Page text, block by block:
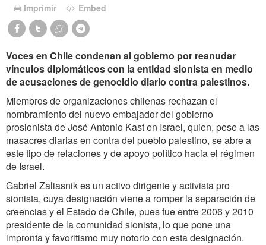
Imprimir Embed
Voces en Chile condenan al gobierno por reanudar
vínculos diplomáticos con la entidad sionista en medio
de acusaciones de genocidio diario contra palestinos.
Miembros de organizaciones chilenas rechazan el
nombramiento del nuevo embajador del gobierno
prosionista de José Antonio Kast en Israel, quien, pese a las
masacres diarias en contra del pueblo palestino, se abre a
este tipo de relaciones y de apoyo político hacia el régimen
de Israel.
Gabriel Zaliasnik es un activo dirigente y activista pro
sionista, cuya designación viene a romper la separación de
creencias y el Estado de Chile, pues fue entre 2006 y 2010
presidente de la comunidad sionista, lo que pone una
impronta y favoritismo muy notorio con esta designación.